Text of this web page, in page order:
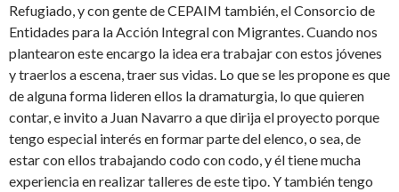
Refugiado, y con gente de CEPAIM también, el Consorcio de
Entidades para la Acción Integral con Migrantes. Cuando nos
plantearon este encargo la idea era trabajar con estos jóvenes
y traerlos a escena, traer sus vidas. Lo que se les propone es que
de alguna forma lideren ellos la dramaturgia, lo que quieren
contar, e invito a Juan Navarro a que dirija el proyecto porque
tengo especial interés en formar parte del elenco, o sea, de
estar con ellos trabajando codo con codo, y él tiene mucha
experiencia en realizar talleres de este tipo. Y también tengo